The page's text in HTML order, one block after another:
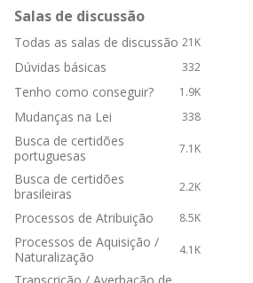
k
R
á
p
o
s
Salas de discussão
21K
Todas as salas de discussão
332
Dúvidas básicas
1.9K
Tenho como conseguir?
338
Mudanças na Lei
7.1K
Busca de certidões
portuguesas
2.2K
Busca de certidões
brasileiras
8.5K
Processos de Atribuição
4.1K
Processos de Aquisição /
Naturalização